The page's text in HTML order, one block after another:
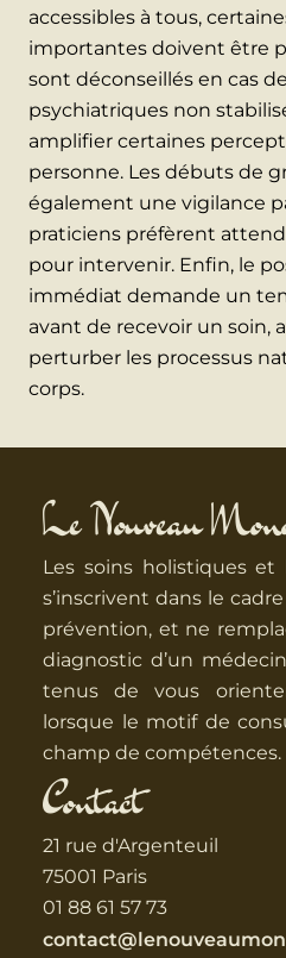
accessibles à tous,
importantes doivent être
sont déconseillés en cas
psychiatriques non
amplifier certaines
personne. Les débuts de
également une vigilance
praticiens préfèrent
pour intervenir. Enfin, le
immédiat demande un
avant de recevoir un soin,
perturber les processus
corps.
Le Nouveau
Les soins holistiques et
s’inscrivent dans le
prévention, et ne
diagnostic d’un
tenus de vous
lorsque le motif de
champ de compétences.
Contact
21 rue d'Argenteuil
75001 Paris
01 88 61 57 73